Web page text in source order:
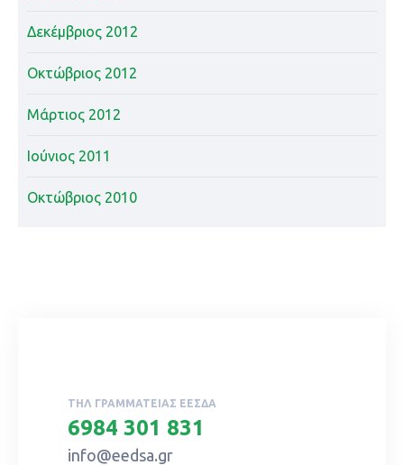
Δεκέμβριος 2012
Οκτώβριος 2012
Μάρτιος 2012
Ιούνιος 2011
Οκτώβριος 2010
ΤΗΛ ΓΡΑΜΜΑΤΕΊΑΣ ΕΕΣΔΑ
6984 301 831
info@eedsa.gr